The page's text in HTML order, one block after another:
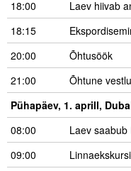
18:00
Laev hiivab
18:15
20:00
Õhtusöök
21:00
Õhtune
Pühapäev, 1. aprill,
08:00
Laev saabub
09:00